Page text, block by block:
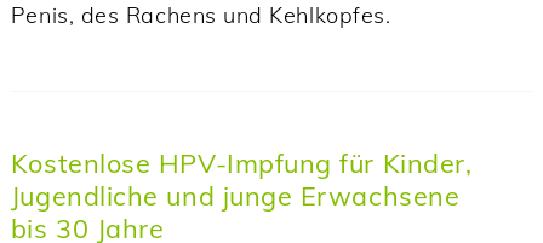
Penis, des Rachens und Kehlkopfes.
Kostenlose HPV-Impfung für Kinder,
Jugendliche und junge Erwachsene
bis 30 Jahre